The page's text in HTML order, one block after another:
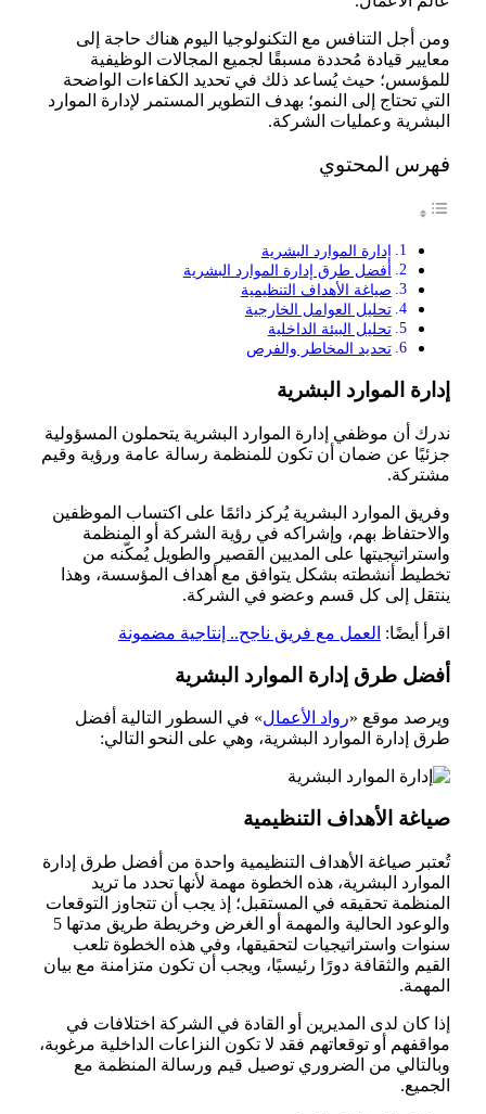
ومن أجل التنافس مع التكنولوجيا اليوم هناك حاجة إلى
معايير قيادة مُحددة مسبقًا لجميع المجالات الوظيفية
للمؤسس؛ حيث يُساعد ذلك في تحديد الكفاءات الواضحة
التي تحتاج إلى النمو؛ بهدف التطوير المستمر لإدارة الموارد
البشرية وعمليات الشركة.
فهرس المحتوي
إدارة الموارد البشرية
أفضل طرق إدارة الموارد البشرية
صياغة الأهداف التنظيمية
تحليل العوامل الخارجية
تحليل البيئة الداخلية
تحديد المخاطر والفرص
إدارة الموارد البشرية
ندرك أن موظفي إدارة الموارد البشرية يتحملون المسؤولية
جزئيًا عن ضمان أن تكون للمنظمة رسالة عامة ورؤية وقيم
مشتركة.
وفريق الموارد البشرية يُركز دائمًا على اكتساب الموظفين
والاحتفاظ بهم، وإشراكه في رؤية الشركة أو المنظمة
واستراتيجيتها على المديين القصير والطويل يُمكّنه من
تخطيط أنشطته بشكل يتوافق مع أهداف المؤسسة، وهذا
ينتقل إلى كل قسم وعضو في الشركة.
اقرأ أيضًا: العمل مع فريق ناجح.. إنتاجية مضمونة
أفضل طرق إدارة الموارد البشرية
ويرصد موقع «رواد الأعمال» في السطور التالية أفضل
طرق إدارة الموارد البشرية، وهي على النحو التالي:
صياغة الأهداف التنظيمية
تُعتبر صياغة الأهداف التنظيمية واحدة من أفضل طرق إدارة
الموارد البشرية، هذه الخطوة مهمة لأنها تحدد ما تريد
المنظمة تحقيقه في المستقبل؛ إذ يجب أن تتجاوز التوقعات
والوعود الحالية والمهمة أو الغرض وخريطة طريق مدتها 5
سنوات واستراتيجيات لتحقيقها، وفي هذه الخطوة تلعب
القيم والثقافة دورًا رئيسيًا، ويجب أن تكون متزامنة مع بيان
المهمة.
إذا كان لدى المديرين أو القادة في الشركة اختلافات في
مواقفهم أو توقعاتهم فقد لا تكون النزاعات الداخلية مرغوبة،
وبالتالي من الضروري توصيل قيم ورسالة المنظمة مع
الجميع.